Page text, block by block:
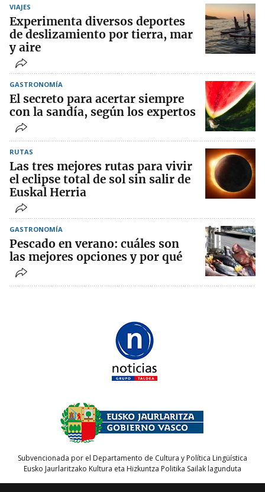
VIAJES
Experimenta diversos deportes
de deslizamiento por tierra, mar
y aire
GASTRONOMÍA
El secreto para acertar siempre
con la sandía, según los expertos
RUTAS
Las tres mejores rutas para vivir
el eclipse total de sol sin salir de
Euskal Herria
GASTRONOMÍA
Pescado en verano: cuáles son
las mejores opciones y por qué
Subvencionada por el Departamento de Cultura y Política Lingüística
Eusko Jaurlaritzako Kultura eta Hizkuntza Politika Sailak lagunduta